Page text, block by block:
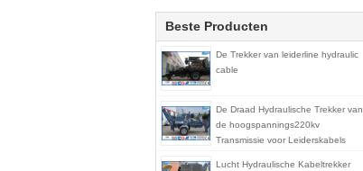
Beste Producten
De Trekker van leiderline hydraulic
cable
De Draad Hydraulische Trekker van
de hoogspannings220kv
Transmissie voor Leiderskabels
Lucht Hydraulische Kabeltrekker